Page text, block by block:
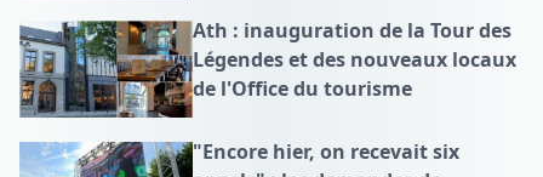
Ath : inauguration de la Tour des
Légendes et des nouveaux locaux
de l'Office du tourisme
"Encore hier, on recevait six